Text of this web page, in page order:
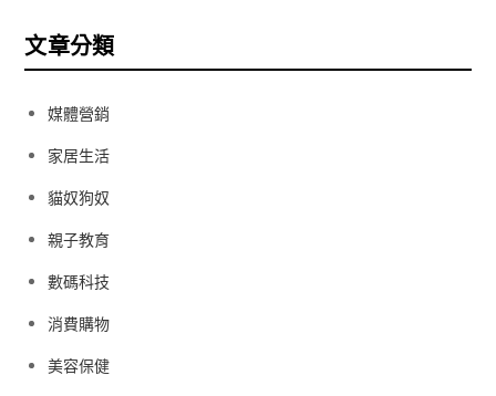
文章分類
媒體營銷
家居生活
貓奴狗奴
親子教育
數碼科技
消費購物
美容保健